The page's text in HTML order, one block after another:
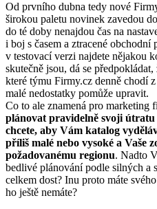
Od prvního dubna tedy nové
širokou paletu novinek zavedou
do té doby nenajdou čas na
i boj s časem a ztracené obchodní
v testovací verzi najdete nějakou
skutečně jsou, dá se
které týmu Firmy.cz denně chodí
malé nedostatky pomůže upravit.
Co to ale znamená pro marketing
plánovat pravidelně svoji
chcete, aby Vám katalog
příliš malé nebo vysoké a Vaše
požadovanému regionu. Nadto
bedlivé plánování podle silných a
celkem dost? Inu proto máte
ho ještě nemáte?